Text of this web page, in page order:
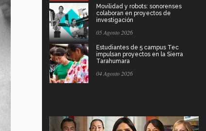
Movilidad y robots: sonorenses
colaboran en proyectos de
investigación
05 Agosto 2026
Estudiantes de 5 campus Tec
impulsan proyectos en la Sierra
Tarahumara
04 Agosto 2026